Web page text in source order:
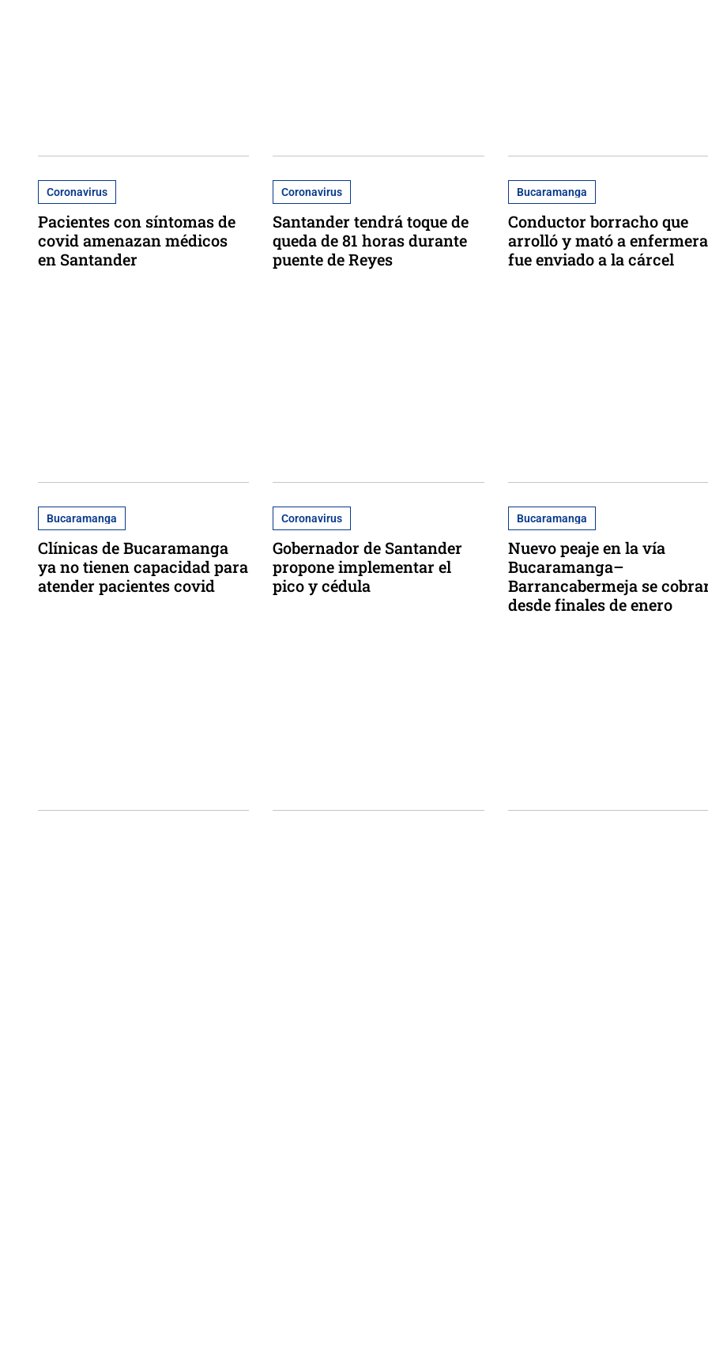
Coronavirus
Pacientes con síntomas de
covid amenazan médicos
en Santander
Coronavirus
Santander tendrá toque de
queda de 81 horas durante
puente de Reyes
Bucaramanga
Conductor borracho que
arrolló y mató a enfermera
fue enviado a la cárcel
Bucaramanga
Clínicas de Bucaramanga
ya no tienen capacidad para
atender pacientes covid
Coronavirus
Gobernador de Santander
propone implementar el
pico y cédula
Bucaramanga
Nuevo peaje en la vía
Bucaramanga–
Barrancabermeja se
desde finales de enero